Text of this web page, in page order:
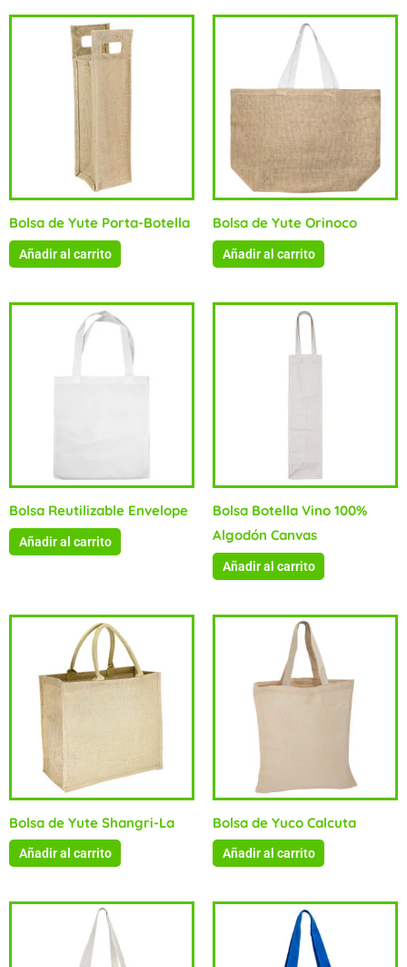
Bolsa de Yute Porta-Botella
Añadir al carrito
Bolsa de Yute Orinoco
Añadir al carrito
Bolsa Reutilizable Envelope
Añadir al carrito
Bolsa Botella Vino 100%
Algodón Canvas
Añadir al carrito
Bolsa de Yute Shangri-La
Añadir al carrito
Bolsa de Yuco Calcuta
Añadir al carrito